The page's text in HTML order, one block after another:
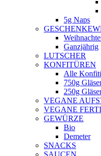
5g Naps
Ganzjährig
LUTSCHER
KONFITÜREN
Alle
750g
250g
VEGANE
VEGANE
GEWÜRZE
Bio
Demeter
SNACKS
SAUCEN